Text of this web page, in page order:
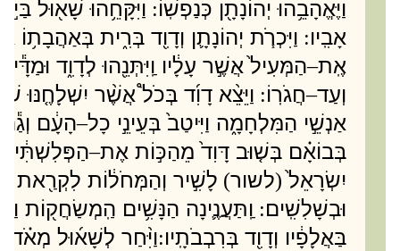
וַיֶּאֱהָבֵ֥הוּ יְהוֹנָתָ֖ן כְּנַפְשֽׁוֹ: וַיִּקָּחֵ֥הוּ שָׁא֖וּל
אָבִֽיו: וַיִּכְרֹ֧ת יְהוֹנָתָ֛ן וְדָוִ֖ד בְּרִ֑ית בְּאַהֲבָת֥וֹ
אֶֽת–הַמְּעִיל֙ אֲשֶׁ֣ר עָלָ֔יו וַֽיִּתְּנֵ֖הוּ לְדָוִ֑ד וּמַדָּ֕יו
וְעַד–חֲגֹרֽוֹ: וַיֵּצֵ֨א דָוִ֜ד בְּכֹל֩ אֲשֶׁ֨ר יִשְׁלָחֶ֤נּוּ
אַנְשֵׁ֣י הַמִּלְחָמָ֑ה וַיִּיטַב֙ בְּעֵינֵ֣י כָל–הָעָ֔ם וְגַ֕ם
בְּבוֹאָ֗ם בְּשׁ֤וּב דָּוִד֙ מֵהַכּ֣וֹת אֶת–הַפְּלִשְׁתִּ֔י
יִשְׂרָאֵל֙(לשור) לָשִׁ֣יר וְהַמְּחֹל֔וֹת
וּבְשָׁלִשִֽׁים: וַֽתַּעֲנֶ֛ינָה הַנָּשִׁ֥ים הַֽמְשַׂחֲק֖וֹת
בַּאֲלָפָ֔יו וְדָוִ֖ד בְּרִבְבֹתָֽיו:וַיִּ֨חַר לְשָׁא֜וּל מְאֹ֗ד